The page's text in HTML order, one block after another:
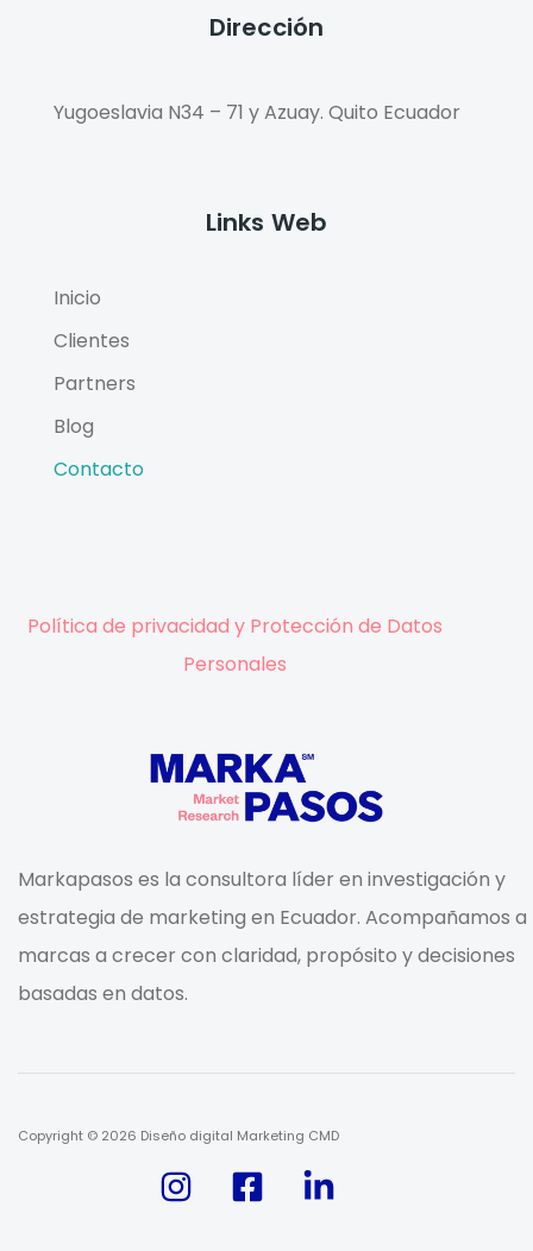
Markapasos es la consultora líder en investigación y
estrategia de marketing en Ecuador. Acompañamos a
marcas a crecer con claridad, propósito y decisiones
basadas en datos.
Dirección
Yugoeslavia N34 – 71 y Azuay. Quito Ecuador
Links Web
Inicio
Clientes
Partners
Blog
Contacto
Política de privacidad y Protección de Datos
Personales
Copyright © 2026 Diseño digital Marketing CMD